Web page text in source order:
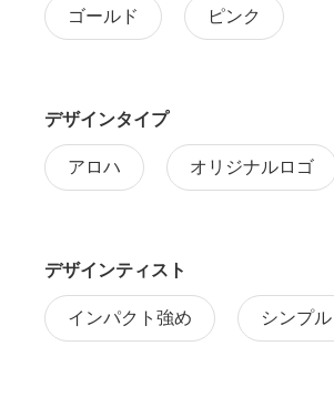
ゴールド ピンク
デザインタイプ
アロハ オリジナルロゴ
デザインティスト
インパクト強め シンプル